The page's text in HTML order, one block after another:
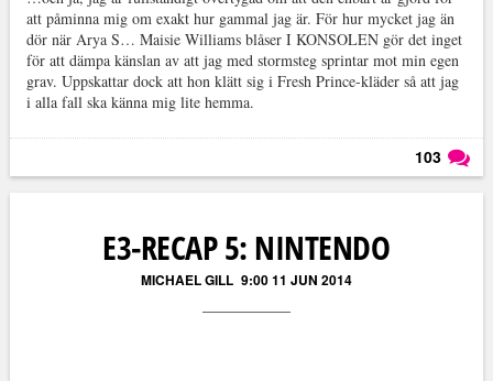
att påminna mig om exakt hur gammal jag är. För hur mycket jag än
dör när Arya S… Maisie Williams blåser I KONSOLEN gör det inget
för att dämpa känslan av att jag med stormsteg sprintar mot min egen
grav. Uppskattar dock att hon klätt sig i Fresh Prince-kläder så att jag
i alla fall ska känna mig lite hemma.
103
E3-RECAP 5: NINTENDO
MICHAEL GILL 9:00 11 JUN 2014